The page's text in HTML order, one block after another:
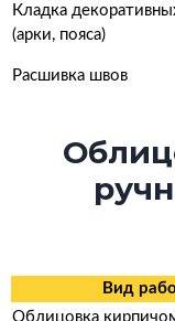
Кладка
(арки, пояса)
Расшивка швов
Вид
Облицовка